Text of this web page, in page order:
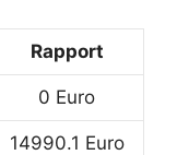
Rapport
0 Euro
14990.1 Euro